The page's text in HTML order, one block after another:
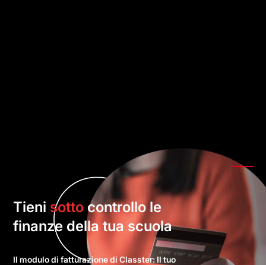
Tieni sotto controllo le
finanze della tua scuola
Il modulo di fatturazione di Classter: Il tuo